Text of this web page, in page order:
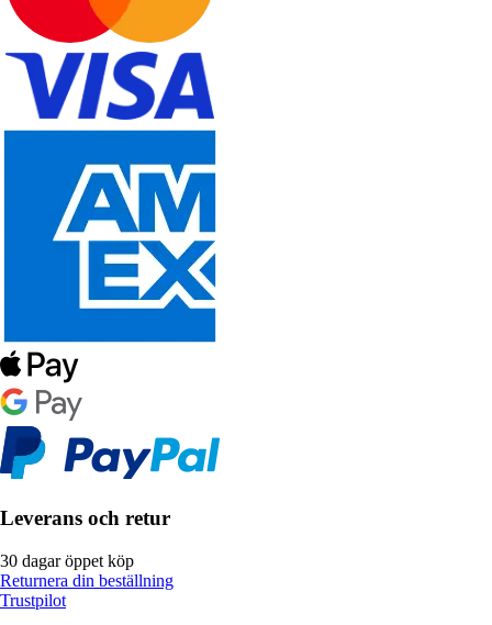
Leverans och retur
30 dagar öppet köp
Returnera din beställning
Trustpilot